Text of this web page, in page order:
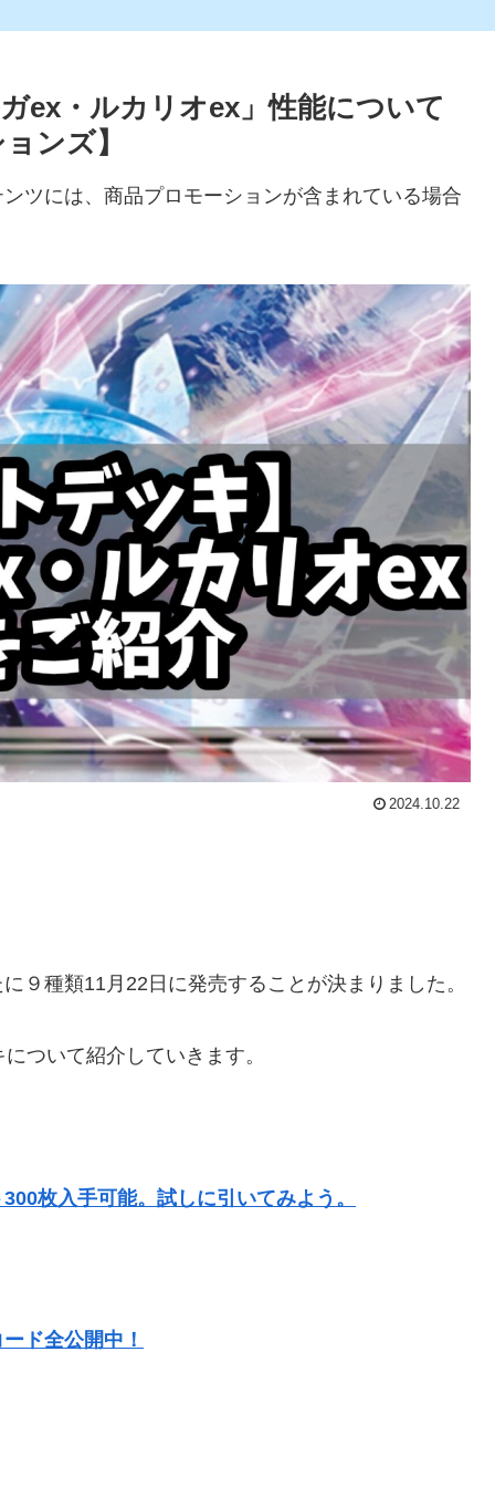
ex・ルカリオex」性能について
ンズ】
ツには、商品プロモーションが含まれている場合
2024.10.22
９種類11月22日に発売することが決まりました。
ついて紹介していきます。
枚入手可能。試しに引いてみよう。
ド全公開中！